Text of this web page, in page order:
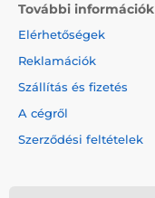
További információk
Elérhetőségek
Reklamációk
Szállítás és fizetés
A cégről
Szerződési feltételek